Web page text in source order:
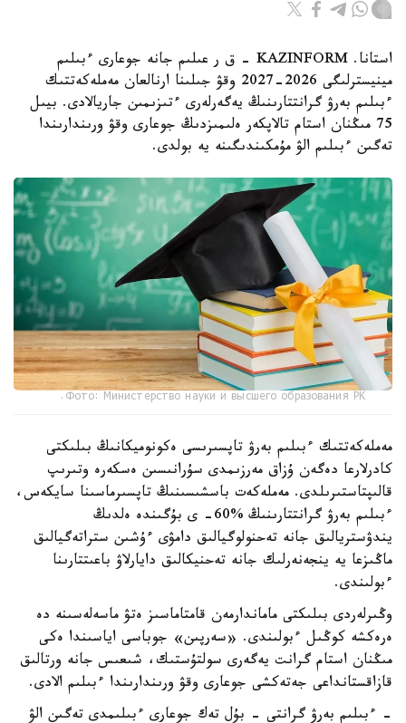
استانا. KAZINFORM - ق ر عىلىم جانە جوعارى ءبىلىم
مينيسترلىگى 2026-2027 وقۋ جىلىنا ارنالعان مەملەكەتتىك
ءبىلىم بەرۋ گرانتتارىنىڭ يەگەرلەرى ءتىزىمىن جاريالادى. بيىل
75 مىڭنان استام تالاپكەر ەلىمىزدىڭ جوعارى وقۋ ورىندارىندا
تەگىن ءبىلىم الۋ مۇمكىندىگىنە يە بولدى.
Фото: Министерство науки и высшего образования РК.
مەملەكەتتىك ءبىلىم بەرۋ تاپسىرىسى ەكونوميكانىڭ بىلىكتى
كادرلارعا دەگەن ۇزاق مەرزىمدى سۇرانىسىن ەسكەرە وتىرىپ
قالىپتاستىرىلدى. مەملەكەت باسشىسىنىڭ تاپسىرماسىنا سايكەس،
ءبىلىم بەرۋ گرانتتارىنىڭ %60- ى بۇگىندە ەلدىڭ
يندۋستريالىق جانە تەحنولوگيالىق دامۋى ءۇشىن ستراتەگيالىق
ماڭىزعا يە ينجەنەرلىك جانە تەحنيكالىق دايارلاۋ باعىتتارىنا
ءبولىندى.
وڭىرلەردى بىلىكتى ماماندارمەن قامتاماسىز ەتۋ ماسەلەسىنە دە
ەرەكشە كوڭىل ءبولىندى. «سەرپىن» جوباسى اياسىندا ەكى
مىڭنان استام گرانت يەگەرى سولتۇستىك، شىعىس جانە ورتالىق
قازاقستانداعى جەتەكشى جوعارى وقۋ ورىندارىندا ءبىلىم الادى.
- ءبىلىم بەرۋ گرانتى - بۇل تەك جوعارى ءبىلىمدى تەگىن الۋ